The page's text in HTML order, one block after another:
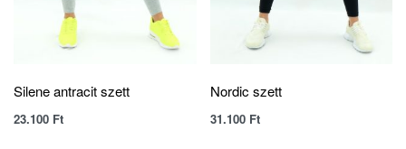
Silene antracit szett
23.100 Ft
Nordic szett
31.100 Ft